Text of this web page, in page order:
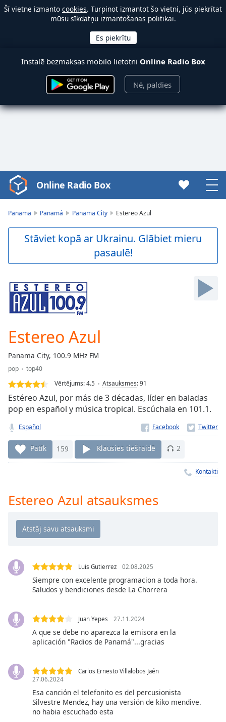
Šī vietne izmanto cookies. Turpinot izmantot šo vietni, jūs piekrītat
mūsu sīkdatņu izmantošanas politikai.
Instalē bezmaksas mobilo lietotni Online Radio Box
Nē, paldies
Video
Player
Skip
Skip
Forward
Mute
Current
Loaded:
0.00%
Stream
Type LIVE
live,
behind
liveLIVE
Remaining
Time-
Playback
Chapters
Descriptions
descriptions
selected
Subtitles
subtitles
opens
subtitles
settings
dialog
subtitles
Online Radio Box
Panama Panamá Panama City Estereo Azul
Stāviet kopā ar Ukrainu. Glābiet mieru
pasaulē!
Estereo Azul
Panama City, 100.9 MHz FM
pop
top40
Vērtējums:4.5 Atsauksmes:91
Estéreo Azul, por más de 3 décadas, líder en baladas
pop en español y música tropical. Escúchala en 101.1.
Español
Patīk 159 Klausies tiešraidē 2
Kontakti
Estereo Azul atsauksmes
Luis Gutierrez 02.08.2025
Siempre con excelente programacion a toda hora.
Saludos y bendiciones desde La Chorrera
Juan Yepes 27.11.2024
A que se debe no aparezca la emisora en la
aplicación "Radios de Panamá"...gracias
Carlos Ernesto Villalobos Jaén
27.06.2024
Esa canción el telefonito es del percusionista
Silvestre Mendez, hay una versión de kiko mendive.
no habia escuchado esta